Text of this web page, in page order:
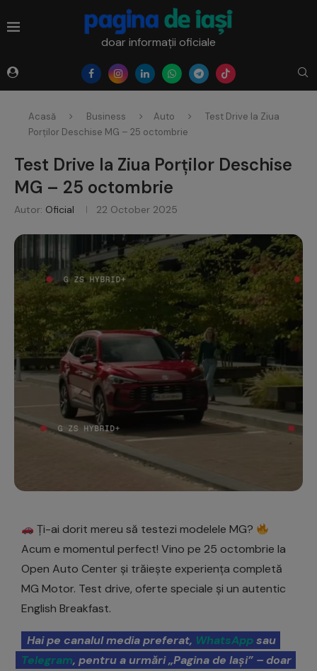
doar informații oficiale
Acasă Business Auto
Test Drive la Ziua
Porților Deschise MG – 25 octombrie
Test Drive la Ziua Porților Deschise
MG – 25 octombrie
Autor: Oficial 22 October 2025
Ți-ai dorit mereu să testezi modelele MG?
Acum e momentul perfect! Vino pe 25 octombrie la
Open Auto Center și trăiește experiența completă
MG Motor. Test drive, oferte speciale și un autentic
English Breakfast.
Hai pe canalul media preferat, WhatsAppsau
Telegram, pentru a urmări „Pagina de Iași” – doar